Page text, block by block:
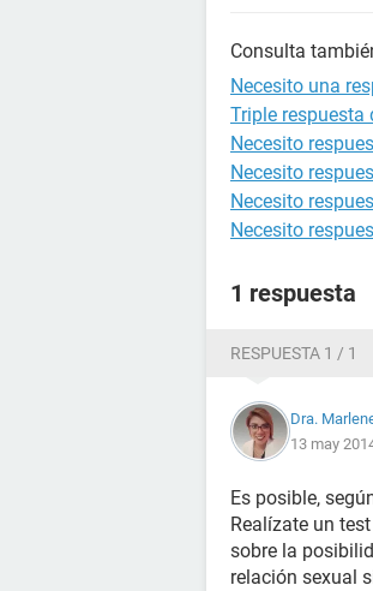
Consulta
Necesito una
Triple respuesta
Necesito
Necesito
Necesito
Necesito
1 respuesta
RESPUESTA 1 / 1
Dra.
13 may
Es posible,
Realízate un
sobre la
relación sexual